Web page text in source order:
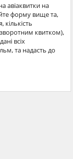
авіаквитки на
форму вище та,
квитком),
всіх
та надасть до